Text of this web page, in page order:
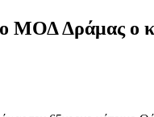
Δράμας ο